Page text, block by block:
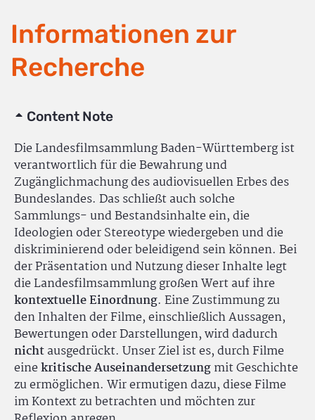
Informationen zur
Recherche
Content Note
Die Landesfilmsammlung Baden-Württemberg ist
verantwortlich für die Bewahrung und
Zugänglichmachung des audiovisuellen Erbes des
Bundeslandes. Das schließt auch solche
Sammlungs- und Bestandsinhalte ein, die
Ideologien oder Stereotype wiedergeben und die
diskriminierend oder beleidigend sein können. Bei
der Präsentation und Nutzung dieser Inhalte legt
die Landesfilmsammlung großen Wert auf ihre
kontextuelle Einordnung. Eine Zustimmung zu
den Inhalten der Filme, einschließlich Aussagen,
Bewertungen oder Darstellungen, wird dadurch
nichtausgedrückt. Unser Ziel ist es, durch Filme
einekritische Auseinandersetzungmit Geschichte
zu ermöglichen. Wir ermutigen dazu, diese Filme
im Kontext zu betrachten und möchten zur